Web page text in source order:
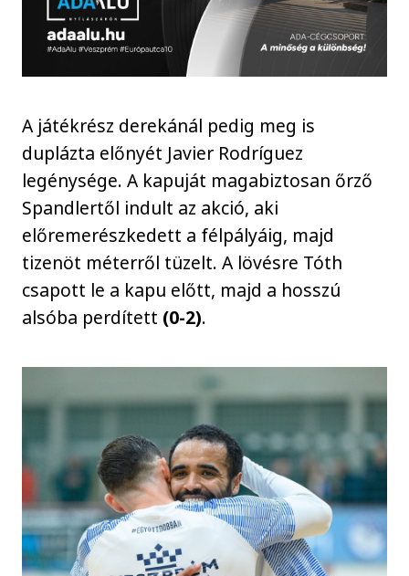
A játékrész derekánál pedig meg is
duplázta előnyét Javier Rodríguez
legénysége. A kapuját magabiztosan őrző
Spandlertől indult az akció, aki
előremerészkedett a félpályáig, majd
tizenöt méterről tüzelt. A lövésre Tóth
csapott le a kapu előtt, majd a hosszú
alsóba perdített (0-2).